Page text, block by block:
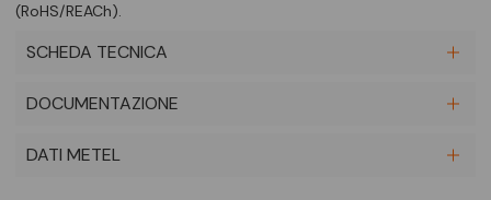
(RoHS/REACh).
SCHEDA TECNICA
DOCUMENTAZIONE
DATI METEL